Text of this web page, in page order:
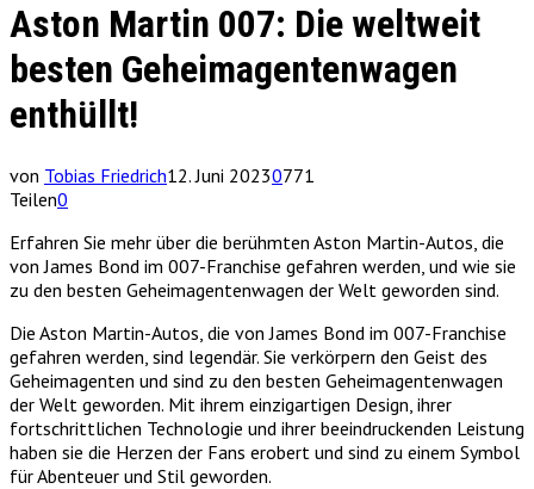
Aston Martin 007: Die weltweit
besten Geheimagentenwagen
enthüllt!
von Tobias Friedrich12. Juni 20230771
Teilen0
Erfahren Sie mehr über die berühmten Aston Martin-Autos, die
von James Bond im 007-Franchise gefahren werden, und wie sie
zu den besten Geheimagentenwagen der Welt geworden sind.
Die Aston Martin-Autos, die von James Bond im 007-Franchise
gefahren werden, sind legendär. Sie verkörpern den Geist des
Geheimagenten und sind zu den besten Geheimagentenwagen
der Welt geworden. Mit ihrem einzigartigen Design, ihrer
fortschrittlichen Technologie und ihrer beeindruckenden Leistung
haben sie die Herzen der Fans erobert und sind zu einem Symbol
für Abenteuer und Stil geworden.